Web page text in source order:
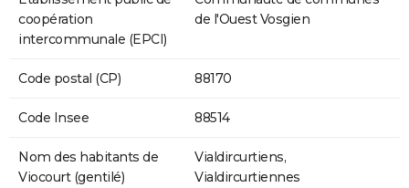
coopération
intercommunale (EPCI)
de l'Ouest Vosgien
Code postal (CP) 88170
Code Insee 88514
Nom des habitants de
Viocourt (gentilé)
Vialdircurtiens,
Vialdircurtiennes